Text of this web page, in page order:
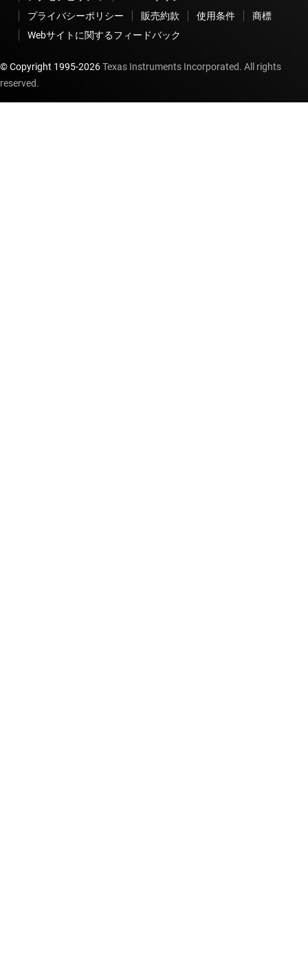
プライバシーポリシー
販売約款 使用条件
商標
Webサイトに関するフィードバック
© Copyright 1995-2026Texas Instruments Incorporated. All rights
reserved.